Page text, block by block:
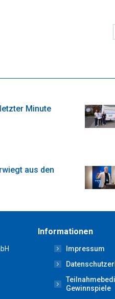
Minute
aus den
Informationen
Impressum
Gewinnspiele